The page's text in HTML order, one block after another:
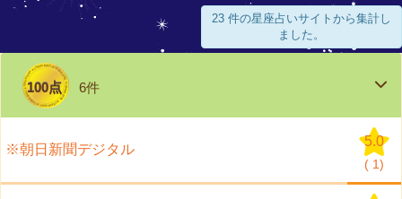
23 件の星座占いサイトから集計し
ました。
100点 6件
※朝日新聞デジタル
5.0
( 1)